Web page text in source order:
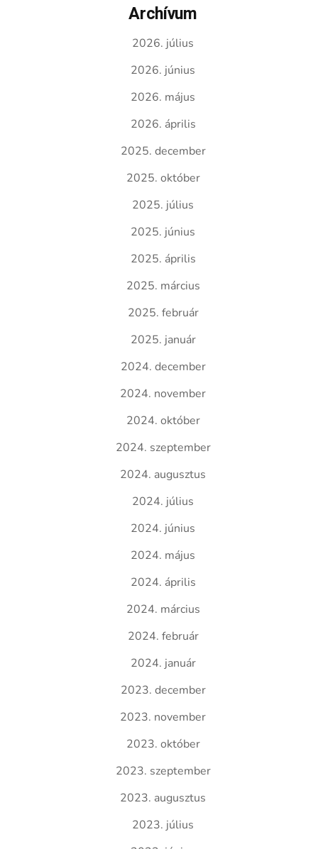
Archívum
2026. július
2026. június
2026. május
2026. április
2025. december
2025. október
2025. július
2025. június
2025. április
2025. március
2025. február
2025. január
2024. december
2024. november
2024. október
2024. szeptember
2024. augusztus
2024. július
2024. június
2024. május
2024. április
2024. március
2024. február
2024. január
2023. december
2023. november
2023. október
2023. szeptember
2023. augusztus
2023. július